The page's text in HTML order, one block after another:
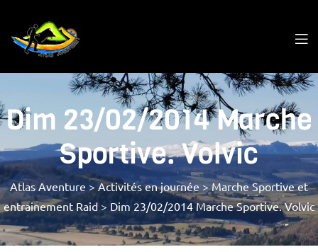
Dim 23/02/2014 Marche
Sportive. Volvic
Atlas Aventure > Activités en journée >Marche Sportive et
entrainement Raid> Dim 23/02/2014 Marche Sportive. Volvic